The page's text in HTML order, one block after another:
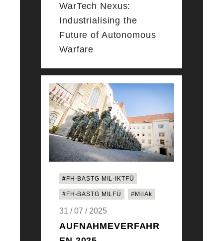
WarTech Nexus:
Industrialising the
Future of Autonomous
Warfare
#FH-BASTG MIL-IKTFÜ
#FH-BASTG MILFÜ #MilAk
31 / 07 / 2025
AUFNAHMEVERFAHR